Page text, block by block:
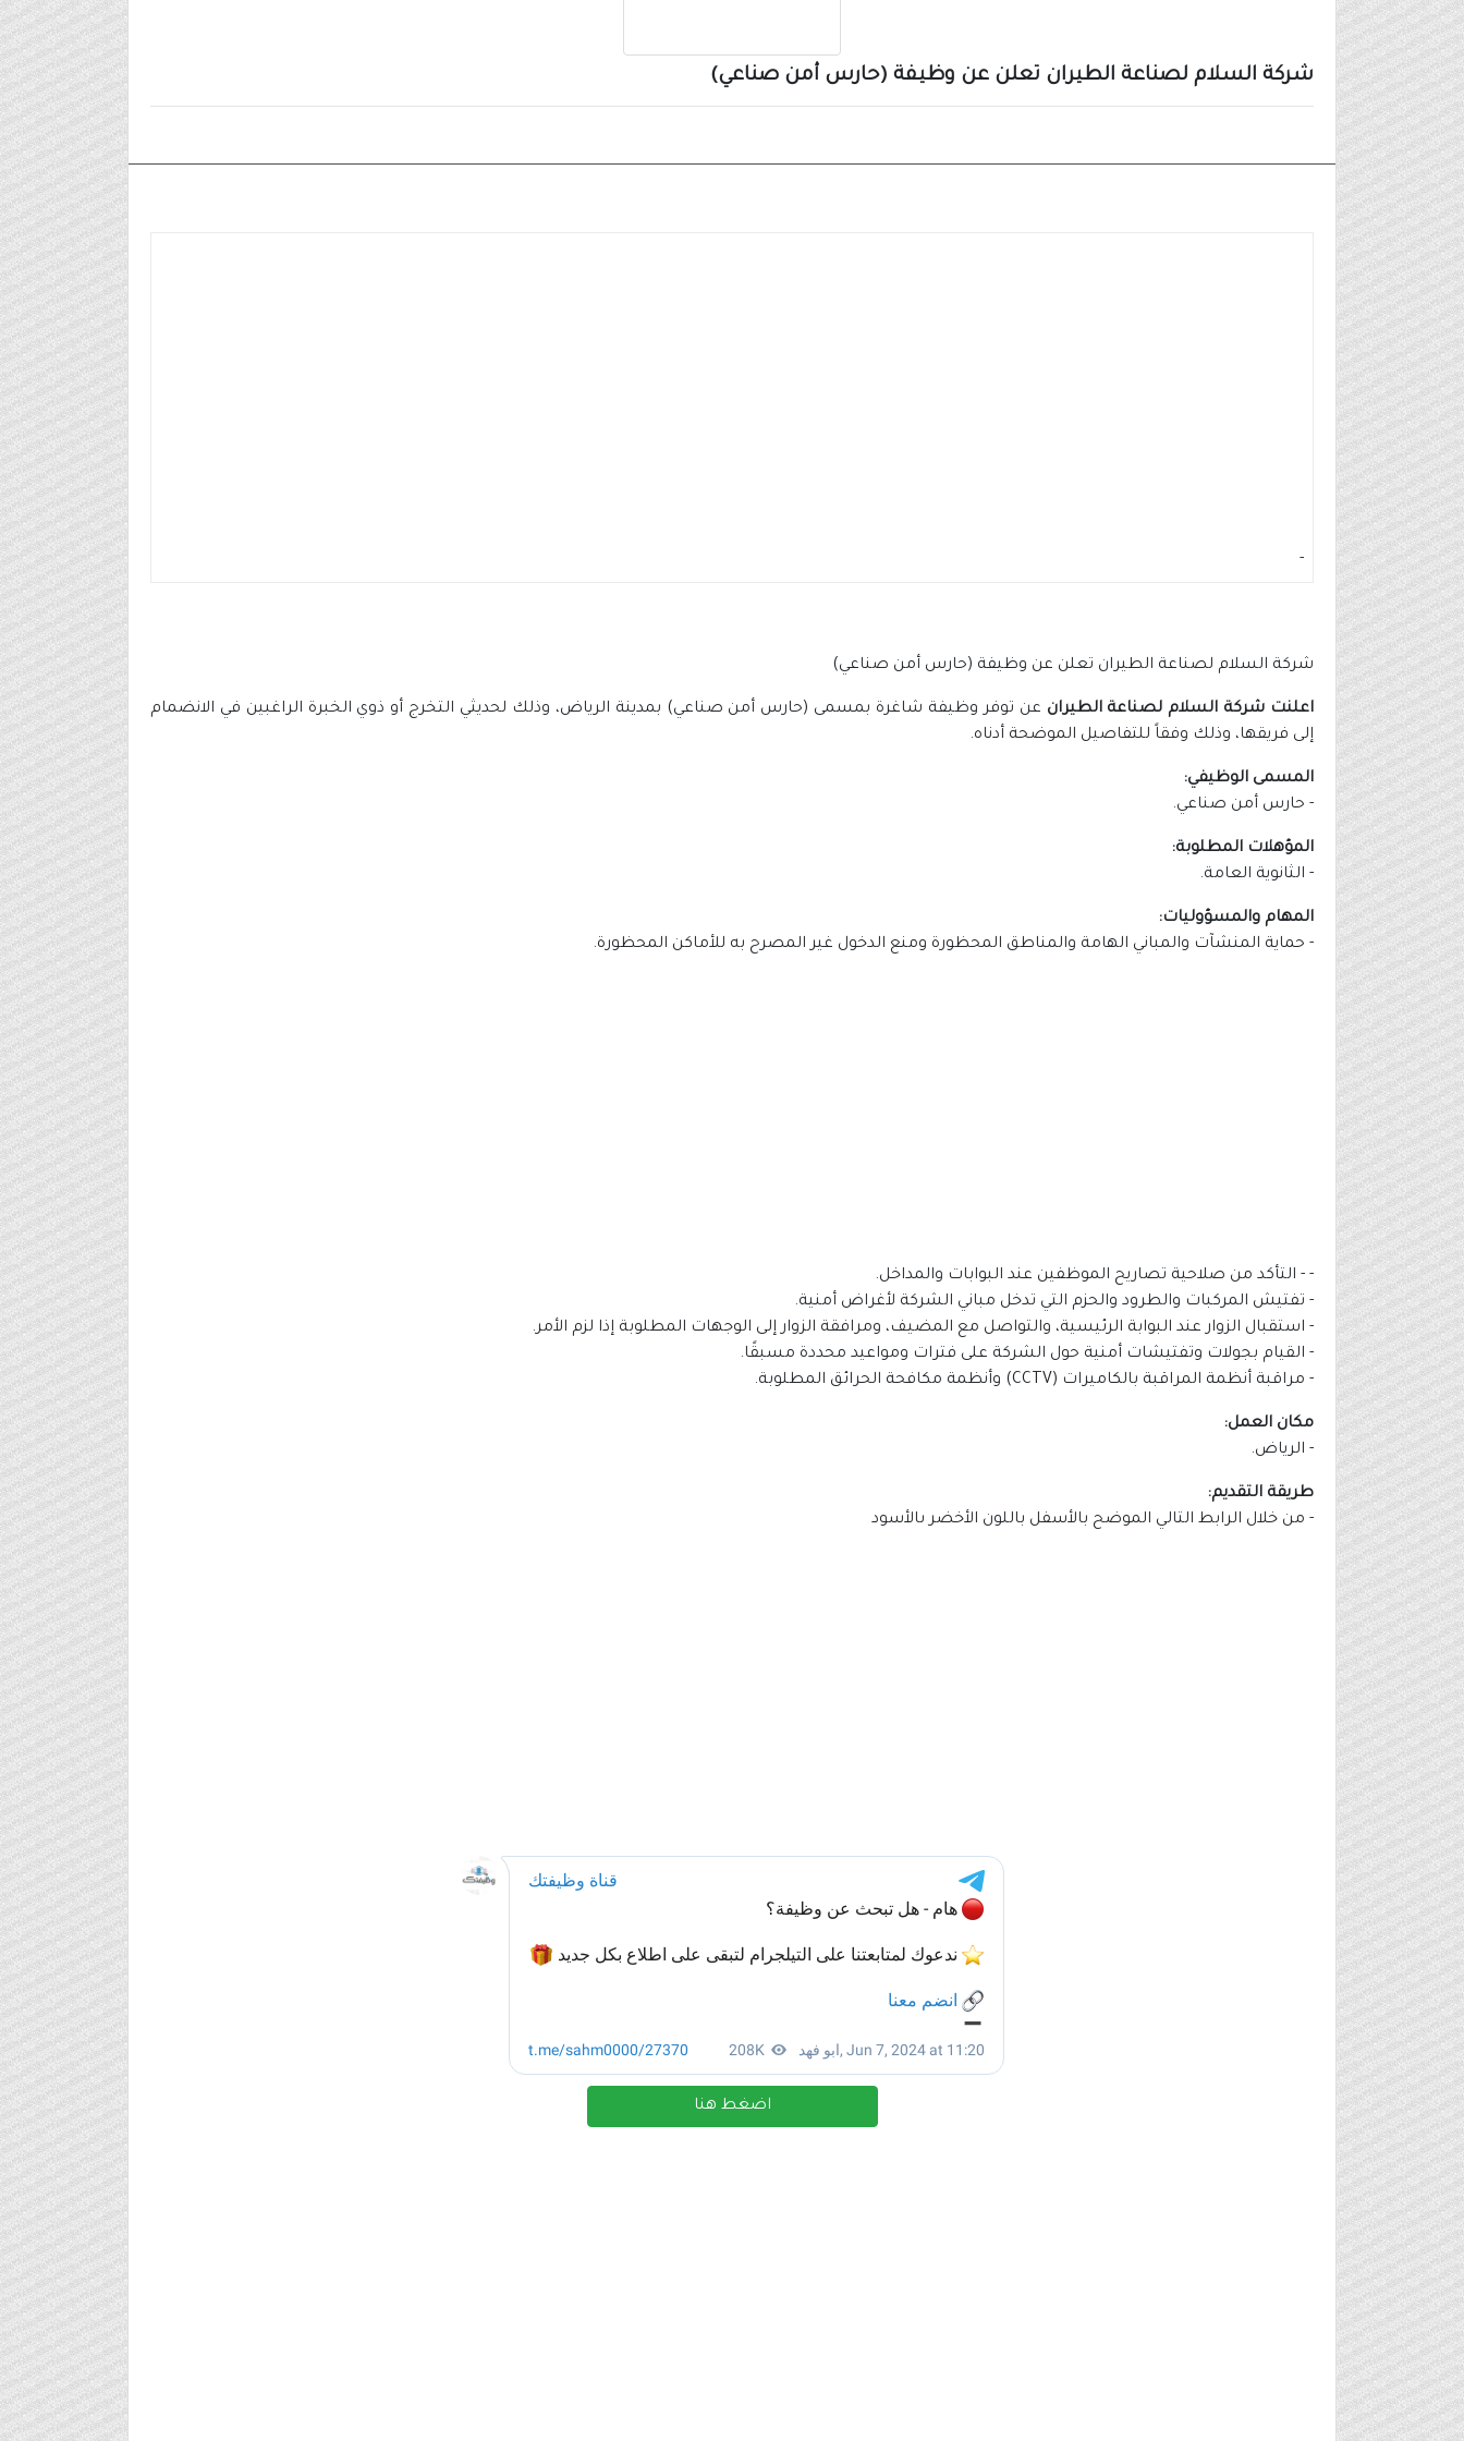
شركة السلام لصناعة الطيران تعلن عن وظيفة (حارس أمن صناعي)
-
شركة السلام لصناعة الطيران تعلن عن وظيفة (حارس أمن صناعي)
اعلنت شركة السلام لصناعة الطيران عن توفر وظيفة شاغرة بمسمى (حارس أمن صناعي) بمدينة الرياض، وذلك لحديثي التخرج أو ذوي الخبرة الراغبين في الانضمام
إلى فريقها، وذلك وفقاً للتفاصيل الموضحة أدناه.
المسمى الوظيفي:
- حارس أمن صناعي.
المؤهلات المطلوبة:
- الثانوية العامة.
المهام والمسؤوليات:
- حماية المنشآت والمباني الهامة والمناطق المحظورة ومنع الدخول غير المصرح به للأماكن المحظورة.
- - التأكد من صلاحية تصاريح الموظفين عند البوابات والمداخل.
- تفتيش المركبات والطرود والحزم التي تدخل مباني الشركة لأغراض أمنية.
- استقبال الزوار عند البوابة الرئيسية، والتواصل مع المضيف، ومرافقة الزوار إلى الوجهات المطلوبة إذا لزم الأمر.
- القيام بجولات وتفتيشات أمنية حول الشركة على فترات ومواعيد محددة مسبقًا.
- مراقبة أنظمة المراقبة بالكاميرات (CCTV) وأنظمة مكافحة الحرائق المطلوبة.
مكان العمل:
- الرياض.
طريقة التقديم:
- من خلال الرابط التالي الموضح بالأسفل باللون الأخضر ىالأسود
اضغط هنا